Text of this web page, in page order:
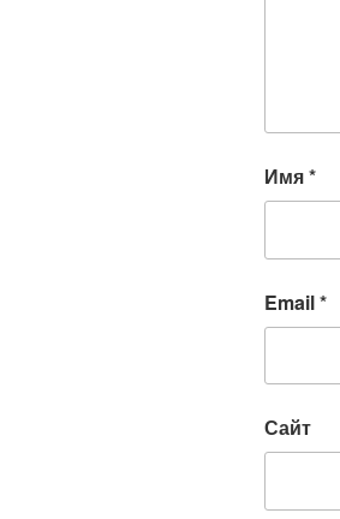
Имя*
Email*
Сайт